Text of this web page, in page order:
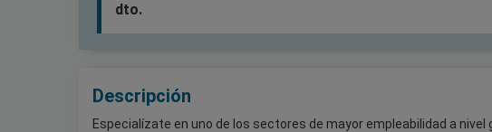
dto.
Descripción
Especialízate en uno de los sectores de mayor empleabilidad a nivel